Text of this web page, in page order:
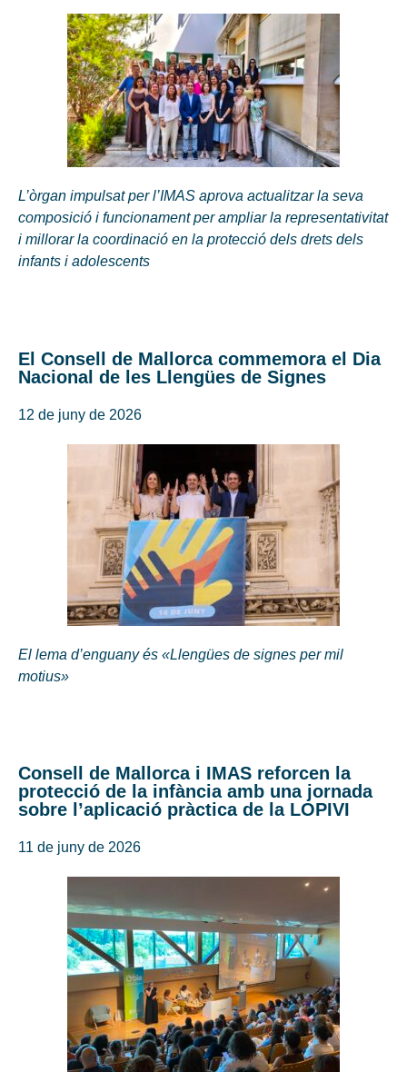
L’òrgan impulsat per l’IMAS aprova actualitzar la seva
composició i funcionament per ampliar la representativitat
i millorar la coordinació en la protecció dels drets dels
infants i adolescents
El Consell de Mallorca commemora el Dia
Nacional de les Llengües de Signes
12 de juny de 2026
El lema d’enguany és «Llengües de signes per mil
motius»
Consell de Mallorca i IMAS reforcen la
protecció de la infància amb una jornada
sobre l’aplicació pràctica de la LOPIVI
11 de juny de 2026